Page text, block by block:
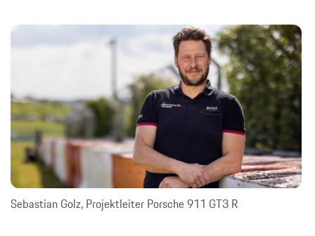
Sebastian Golz, Projektleiter Porsche 911 GT3 R